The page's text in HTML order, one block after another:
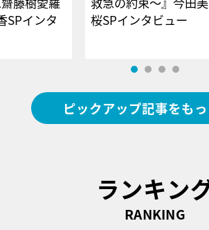
SPインタ
桜SPインタビュー
ピックアップ記事をも
ランキン
RANKING